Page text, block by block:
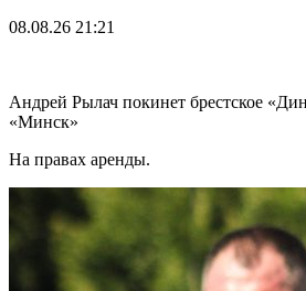
08.08.26 21:21
Андрей Рылач покинет брестское
«Минск»
На правах аренды.